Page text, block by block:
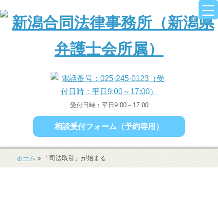
受付日時：平日9:00～17:00
相談受付フォーム（予約専用）
ホーム » 「司法取引」が始まる